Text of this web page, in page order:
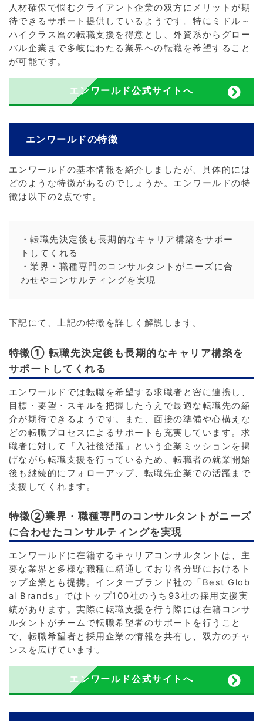
人材確保で悩むクライアント企業の双方にメリットが期
待できるサポート提供しているようです。特にミドル～
ハイクラス層の転職支援を得意とし、外資系からグロー
バル企業まで多岐にわたる業界への転職を希望すること
が可能です。
エンワールド公式サイトへ
エンワールドの特徴
エンワールドの基本情報を紹介しましたが、具体的には
どのような特徴があるのでしょうか。エンワールドの特
徴は以下の2点です。
・転職先決定後も長期的なキャリア構築をサポー
トしてくれる
・業界・職種専門のコンサルタントがニーズに合
わせやコンサルティングを実現
下記にて、上記の特徴を詳しく解説します。
特徴① 転職先決定後も長期的なキャリア構築を
サポートしてくれる
エンワールドでは転職を希望する求職者と密に連携し、
目標・要望・スキルを把握したうえで最適な転職先の紹
介が期待できるようです。また、面接の準備や心構えな
どの転職プロセスによるサポートも充実しています。求
職者に対して「入社後活躍」という企業ミッションを掲
げながら転職支援を行っているため、転職者の就業開始
後も継続的にフォローアップ、転職先企業での活躍まで
支援してくれます。
特徴②業界・職種専門のコンサルタントがニーズ
に合わせたコンサルティングを実現
エンワールドに在籍するキャリアコンサルタントは、主
要な業界と多様な職種に精通しており各分野におけるト
ップ企業とも提携。インターブランド社の「Best Glob
al Brands」ではトップ100社のうち93社の採用支援実
績があります。実際に転職支援を行う際には在籍コンサ
ルタントがチームで転職希望者のサポートを行うこと
で、転職希望者と採用企業の情報を共有し、双方のチャ
ンスを広げています。
エンワールド公式サイトへ